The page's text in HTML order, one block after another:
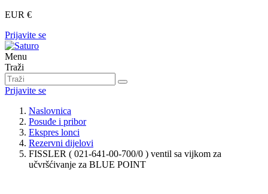
EUR €
Prijavite se
Menu
Traži
Prijavite se
Naslovnica
Posuđe i pribor
Ekspres lonci
Rezervni dijelovi
FISSLER ( 021-641-00-700/0 ) ventil sa vijkom za
učvršćivanje za BLUE POINT